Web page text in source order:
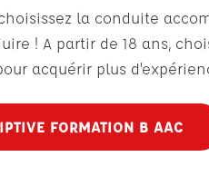
la conduite
! A partir de 18 ans,
acquérir plus
FORMATION B AAC